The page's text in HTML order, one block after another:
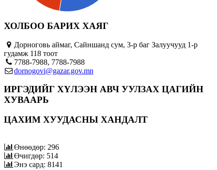
ХОЛБОО БАРИХ ХАЯГ
Дорноговь аймаг, Сайншанд сум, 3-р баг Залуучууд 1-р
гудамж 118 тоот
7788-7988, 7788-7988
dornogovi@gazar.gov.mn
ИРГЭДИЙГ ХҮЛЭЭН АВЧ УУЛЗАХ ЦАГИЙН
ХУВААРЬ
ЦАХИМ ХУУДАСНЫ ХАНДАЛТ
Өнөөдөр: 296
Өчигдөр: 514
Энэ сард: 8141